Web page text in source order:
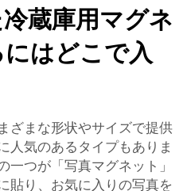
蔵庫用マグネ
はどこで入
ざまな形状やサイズで提供
人気のあるタイプもありま
一つが「写真マグネット」
貼り、お気に入りの写真を